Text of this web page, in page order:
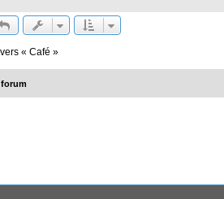
« Café »